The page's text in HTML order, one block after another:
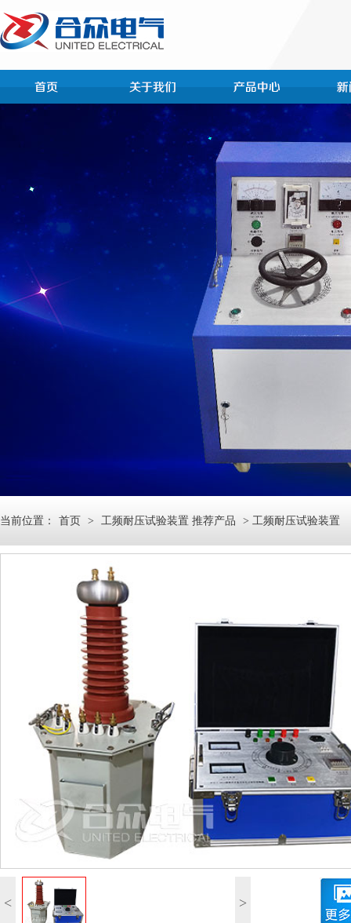
当前位置： 首页 > 工频耐压试验装置 推荐产品 > 工频耐压试验装置
< >